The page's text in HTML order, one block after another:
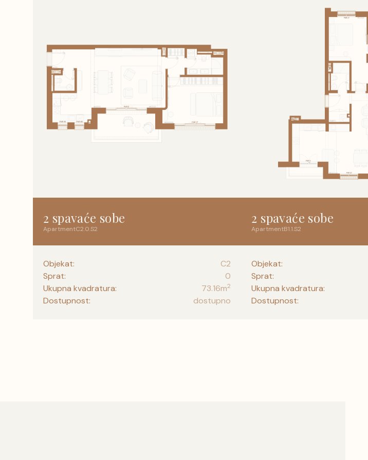
2 spavaće sobe
ApartmentC2.0.S2
Objekat:
C2
Sprat:
0
Ukupna kvadratura:
73.16m2
Dostupnost: dostupno
2 spavaće sobe
ApartmentB1.1.S2
Objekat:
Sprat:
Ukupna kvadratura:
Dostupnost: